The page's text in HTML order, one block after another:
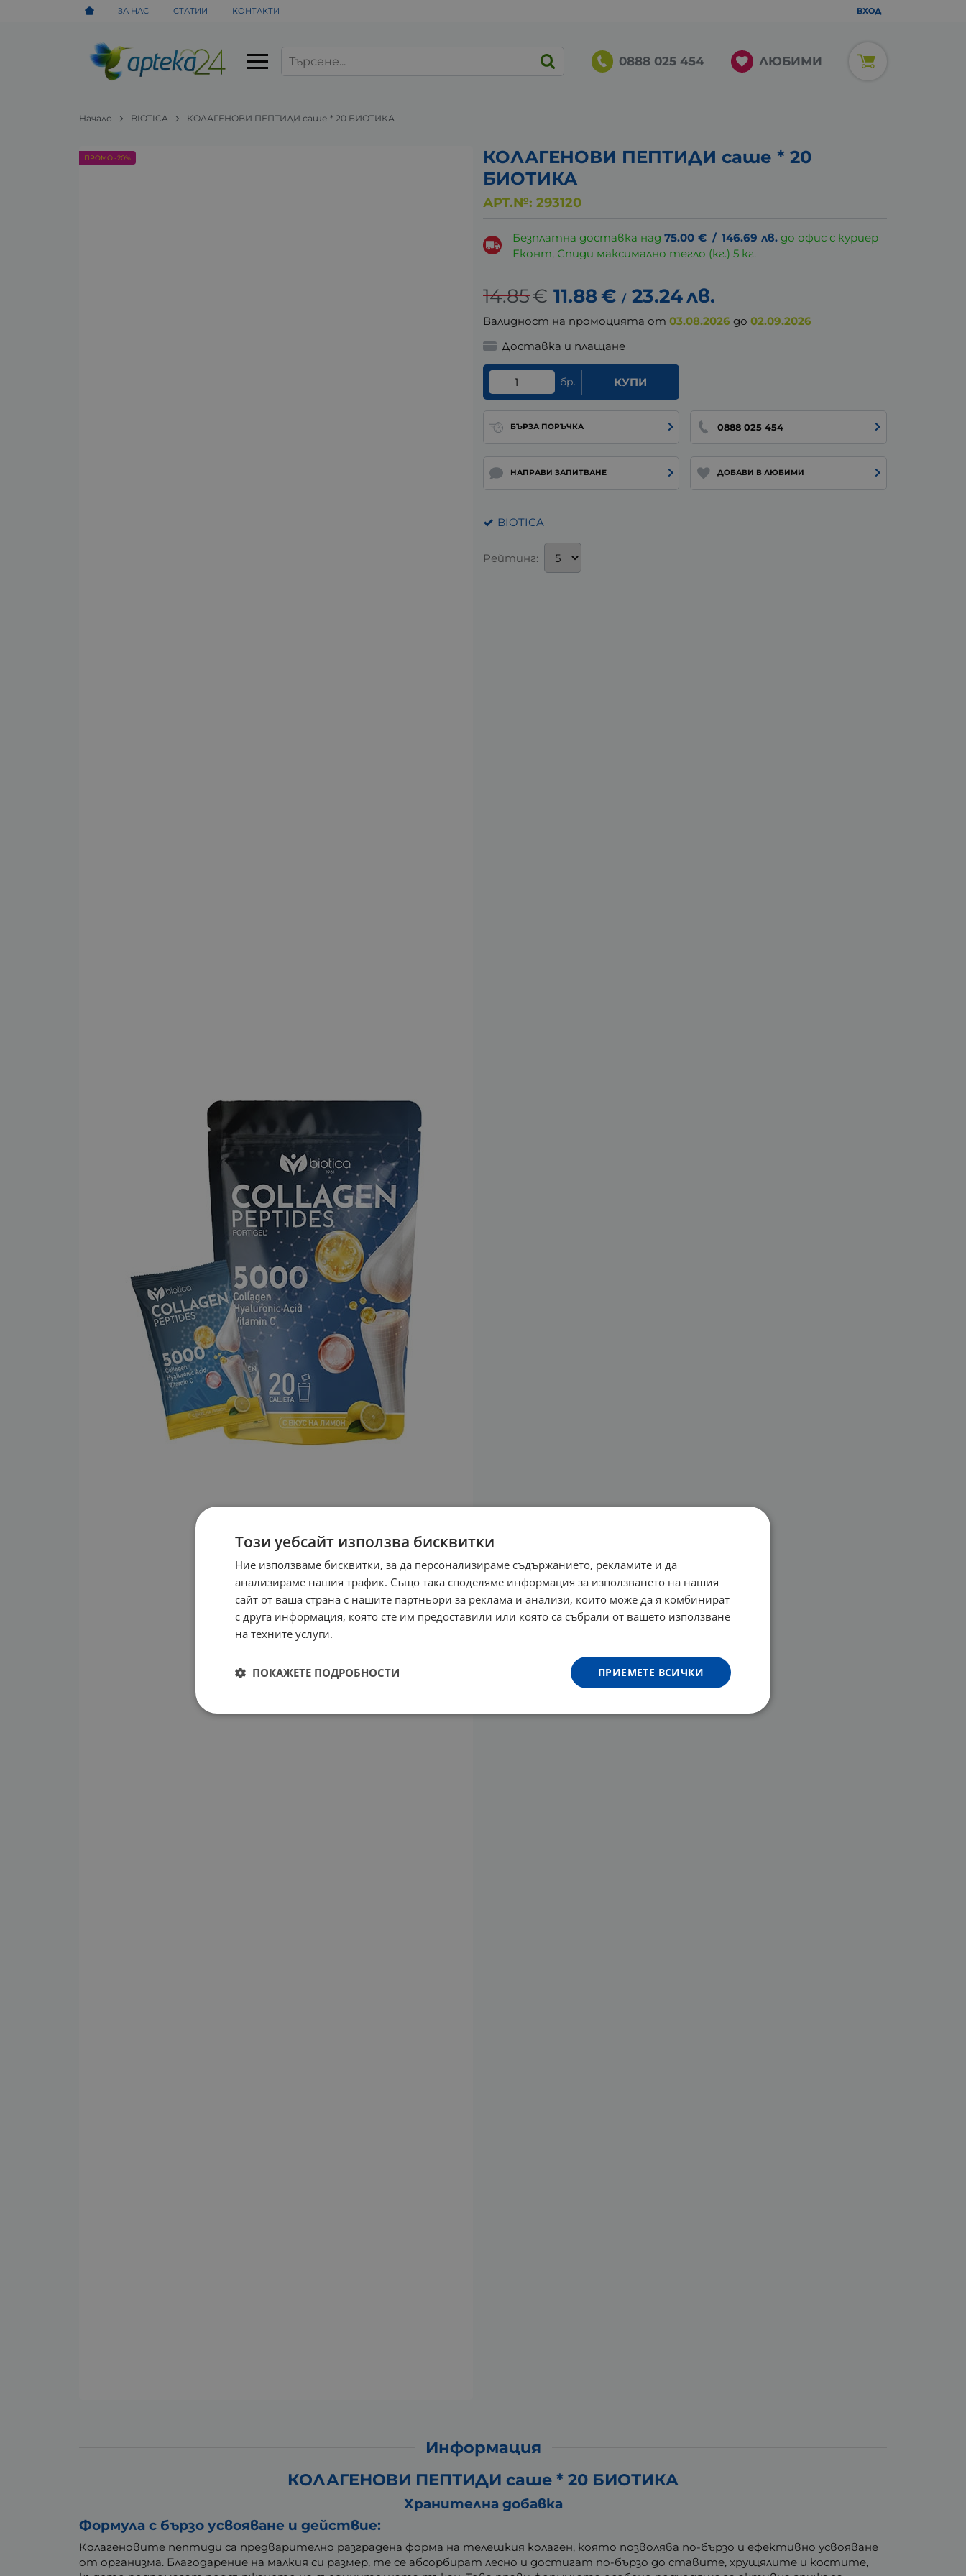
ЗА НАС СТАТИИ КОНТАКТИ ВХОД
0888 025 454 ЛЮБИМИ
Начало BIOTICA КОЛАГЕНОВИ ПЕПТИДИ саше * 20 БИОТИКА
КОЛАГЕНОВИ ПЕПТИДИ саше * 20
БИОТИКА
АРТ.№: 293120
ПРОМО -20%
Безплатна доставка над75.00 € / 146.69 лв. до офис с куриер
Еконт, Спиди максимално тегло (кг.) 5 кг.
14.85€ 11.88€ / 23.24лв.
Валидност на промоцията от 03.08.2026 до 02.09.2026
Доставка и плащане
бр. КУПИ
БЪРЗА ПОРЪЧКА 0888 025 454
НАПРАВИ ЗАПИТВАНЕ ДОБАВИ В ЛЮБИМИ
BIOTICA
Рейтинг:
Информация
КОЛАГЕНОВИ ПЕПТИДИ саше * 20 БИОТИКА
Хранителна добавка
Формула с бързо усвояване и действие:
Колагеновите пептиди са предварително разградена форма на телешкия колаген, която позволява по-бързо и ефективно усвояване
от организма. Благодарение на малкия си размер, те се абсорбират лесно и достигат по-бързо до ставите, хрущялите и костите,
Този уебсайт използва бисквитки
Ние използваме бисквитки, за да персонализираме съдържанието, рекламите и да
анализираме нашия трафик. Също така споделяме информация за използването на нашия
сайт от ваша страна с нашите партньори за реклама и анализи, които може да я комбинират
с друга информация, която сте им предоставили или която са събрали от вашето използване
на техните услуги.
ПРИЕМЕТЕ ВСИЧКИ
ПОКАЖЕТЕ ПОДРОБНОСТИ